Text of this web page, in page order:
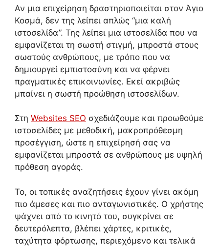
Αν μια επιχείρηση δραστηριοποιείται στον Άγιο
Κοσμά, δεν της λείπει απλώς “μια καλή
ιστοσελίδα”. Της λείπει μια ιστοσελίδα που να
εμφανίζεται τη σωστή στιγμή, μπροστά στους
σωστούς ανθρώπους, με τρόπο που να
δημιουργεί εμπιστοσύνη και να φέρνει
πραγματικές επικοινωνίες. Εκεί ακριβώς
μπαίνει η σωστή προώθηση ιστοσελίδων.
Στη Websites SEO σχεδιάζουμε και προωθούμε
ιστοσελίδες με μεθοδική, μακροπρόθεσμη
προσέγγιση, ώστε η επιχείρησή σας να
εμφανίζεται μπροστά σε ανθρώπους με υψηλή
πρόθεση αγοράς.
Το, οι τοπικές αναζητήσεις έχουν γίνει ακόμη
πιο άμεσες και πιο ανταγωνιστικές. Ο χρήστης
ψάχνει από το κινητό του, συγκρίνει σε
δευτερόλεπτα, βλέπει χάρτες, κριτικές,
ταχύτητα φόρτωσης, περιεχόμενο και τελικά